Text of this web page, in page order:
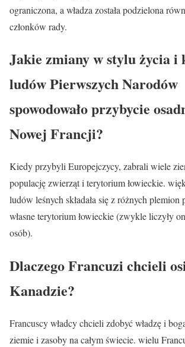
ograniczona, a władza została podzielona
członków rady.
Jakie zmiany w stylu życia i
ludów Pierwszych Narodów
spowodowało przybycie
Nowej Francji?
Kiedy przybyli Europejczycy, zabrali wiele
populację zwierząt i terytorium łowieckie.
ludów leśnych składała się z różnych plemion
własne terytorium łowieckie (zwykle liczyły
osób).
Dlaczego Francuzi chcieli
Kanadzie?
Francuscy władcy chcieli zdobyć władzę i
ziemie i zasoby na całym świecie. wielu